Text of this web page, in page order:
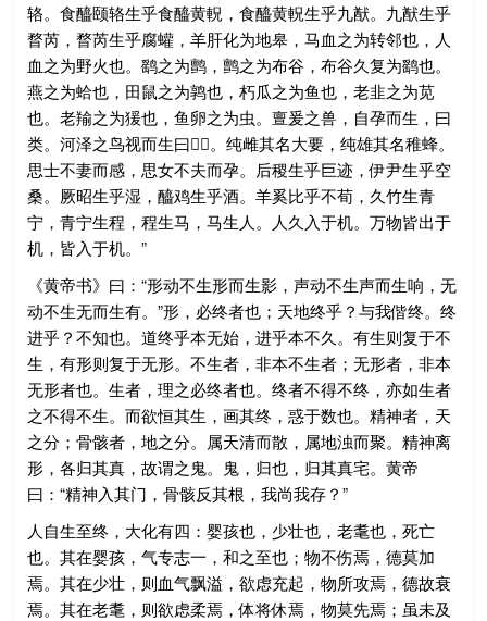
辂。食醯颐辂生乎食醯黄軦，食醯黄軦生乎九猷。九猷生乎
瞀芮，瞀芮生乎腐蠸，羊肝化为地皋，马血之为转邻也，人
血之为野火也。鹞之为鹯，鹯之为布谷，布谷久复为鹞也。
燕之为蛤也，田鼠之为鹑也，朽瓜之为鱼也，老韭之为苋
也。老羭之为猨也，鱼卵之为虫。亶爰之兽，自孕而生，曰
类。河泽之鸟视而生曰。纯雌其名大要，纯雄其名稚蜂。
思士不妻而感，思女不夫而孕。后稷生乎巨迹，伊尹生乎空
桑。厥昭生乎湿，醯鸡生乎酒。羊奚比乎不荀，久竹生青
宁，青宁生程，程生马，马生人。人久入于机。万物皆出于
机，皆入于机。”
《黄帝书》曰：“形动不生形而生影，声动不生声而生响，无
动不生无而生有。”形，必终者也；天地终乎？与我偕终。终
进乎？不知也。道终乎本无始，进乎本不久。有生则复于不
生，有形则复于无形。不生者，非本不生者；无形者，非本
无形者也。生者，理之必终者也。终者不得不终，亦如生者
之不得不生。而欲恒其生，画其终，惑于数也。精神者，天
之分；骨骸者，地之分。属天清而散，属地浊而聚。精神离
形，各归其真，故谓之鬼。鬼，归也，归其真宅。黄帝
曰：“精神入其门，骨骸反其根，我尚我存？”
人自生至终，大化有四：婴孩也，少壮也，老耄也，死亡
也。其在婴孩，气专志一，和之至也；物不伤焉，德莫加
焉。其在少壮，则血气飘溢，欲虑充起，物所攻焉，德故衰
焉。其在老耄，则欲虑柔焉，体将休焉，物莫先焉；虽未及